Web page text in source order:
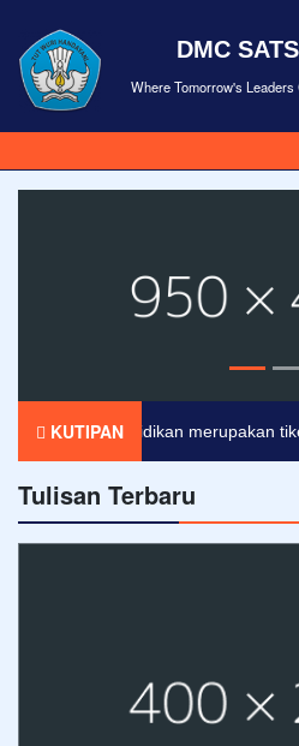
DMC
Where Tomorrow's Leaders
KUTIPAN
Pendidikan merupakan tiket
Tulisan Terbaru